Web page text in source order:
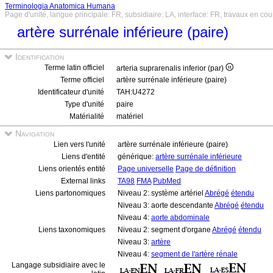
Terminologia Anatomica Humana
Page d'unité, langue principale: FR, subsidiaire: LA, interface: FR, travaux en
artère surrénale inférieure (paire)
Identification
Terme latin officiel
arteria suprarenalis inferior (par)
Terme officiel
artère surrénale inférieure (paire)
Identificateur d'unité
TAH:U4272
Type d'unité
paire
Matérialité
matériel
Navigation
Lien vers l'unité
artère surrénale inférieure (paire)
Liens d'entité
générique: artère surrénale inférieure
Liens orientés entité
Page universelle Page de définition
External links
TA98 FMA PubMed
Liens partonomiques
Niveau 2: système artériel Abrégé étendu
Niveau 3: aorte descendante Abrégé étendu
Niveau 4: aorte abdominale
Liens taxonomiques
Niveau 2: segment d'organe Abrégé étendu
Niveau 3: artère
Niveau 4: segment de l'artère rénale
Langage subsidiaire avec le